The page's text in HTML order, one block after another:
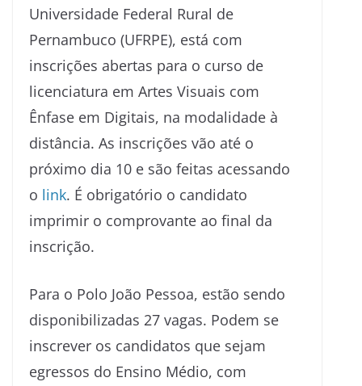
Universidade Federal Rural de
Pernambuco (UFRPE), está com
inscrições abertas para o curso de
licenciatura em Artes Visuais com
Ênfase em Digitais, na modalidade à
distância. As inscrições vão até o
próximo dia 10 e são feitas acessando
o link. É obrigatório o candidato
imprimir o comprovante ao final da
inscrição.
Para o Polo João Pessoa, estão sendo
disponibilizadas 27 vagas. Podem se
inscrever os candidatos que sejam
egressos do Ensino Médio, com